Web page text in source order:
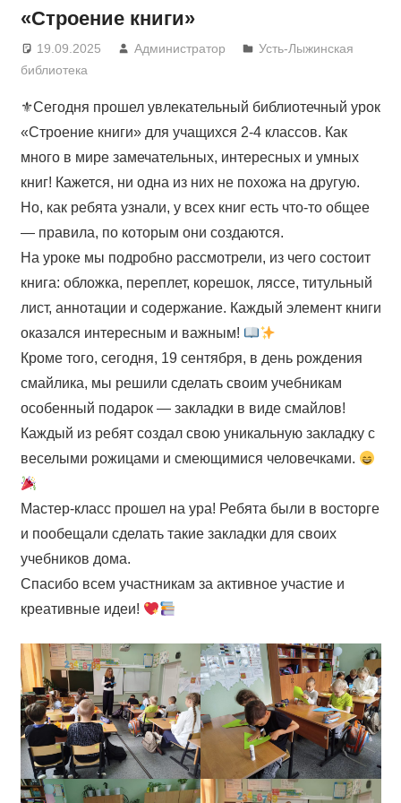
«Строение книги»
19.09.2025 Администратор
Усть-Лыжинская
библиотека
⚜Сегодня прошел увлекательный библиотечный урок
«Строение книги» для учащихся 2-4 классов. Как
много в мире замечательных, интересных и умных
книг! Кажется, ни одна из них не похожа на другую.
Но, как ребята узнали, у всех книг есть что-то общее
— правила, по которым они создаются.
На уроке мы подробно рассмотрели, из чего состоит
книга: обложка, переплет, корешок, ляссе, титульный
лист, аннотации и содержание. Каждый элемент книги
оказался интересным и важным!
Кроме того, сегодня, 19 сентября, в день рождения
смайлика, мы решили сделать своим учебникам
особенный подарок — закладки в виде смайлов!
Каждый из ребят создал свою уникальную закладку с
веселыми рожицами и смеющимися человечками.
Мастер-класс прошел на ура! Ребята были в восторге
и пообещали сделать такие закладки для своих
учебников дома.
Спасибо всем участникам за активное участие и
креативные идеи!